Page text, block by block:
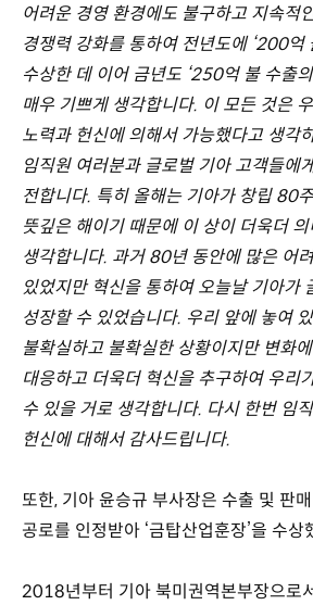
어려운 경영 환경에도 불구하고 지속적
경쟁력 강화를 통하여 전년도에 ‘200억
수상한 데 이어 금년도 ‘250억 불 수출
매우 기쁘게 생각합니다. 이 모든 것은
노력과 헌신에 의해서 가능했다고 생각
임직원 여러분과 글로벌 기아 고객들에
전합니다. 특히 올해는 기아가 창립 80
뜻깊은 해이기 때문에 이 상이 더욱더
생각합니다. 과거 80년 동안에 많은 어
있었지만 혁신을 통하여 오늘날 기아가
성장할 수 있었습니다. 우리 앞에 놓여
불확실하고 불확실한 상황이지만 변화
대응하고 더욱더 혁신을 추구하여 우리
수 있을 거로 생각합니다. 다시 한번 임
헌신에 대해서 감사드립니다.
또한, 기아 윤승규 부사장은 수출 및 판
공로를 인정받아 ‘금탑산업훈장’을 수상
2018년부터 기아 북미권역본부장으로